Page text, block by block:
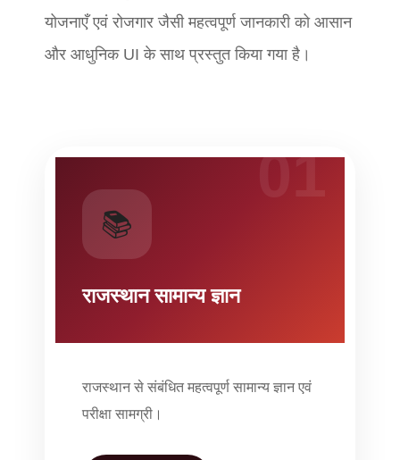
योजनाएँ एवं रोजगार जैसी महत्वपूर्ण जानकारी को आसान
और आधुनिक UI के साथ प्रस्तुत किया गया है।
01
📚
राजस्थान सामान्य ज्ञान
राजस्थान से संबंधित महत्वपूर्ण सामान्य ज्ञान एवं
परीक्षा सामग्री।